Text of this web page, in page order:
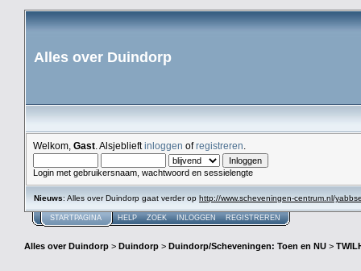
Alles over Duindorp
Welkom, Gast . Alsjeblieftinloggen ofregistreren
Login met gebruikersnaam, wachtwoord en sessielengte
Nieuws: Alles over Duindorp gaat verder op http://www.scheveningen-centrum.nl/
STARTPAGINA HELP ZOEK INLOGGEN REGISTREREN
Alles over Duindorp > Duindorp > Duindorp/Scheveningen: Toen en NU >